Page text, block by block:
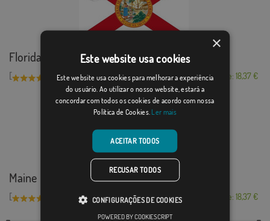
Florida
[ (1)] Desde: 18,37 €
Maine
[ Desde: 18,37 €
×
Este website usa cookies
Este website usa cookies para melhorar a experiência
do usuário. Ao utilizar o nosso website, estará a
concordar com todos os cookies de acordo com nossa
Política de Cookies. Ler mais
ACEITAR TODOS
RECUSAR TODOS
CONFIGURAÇÕES DE COOKIES
POWERED BY COOKIESCRIPT